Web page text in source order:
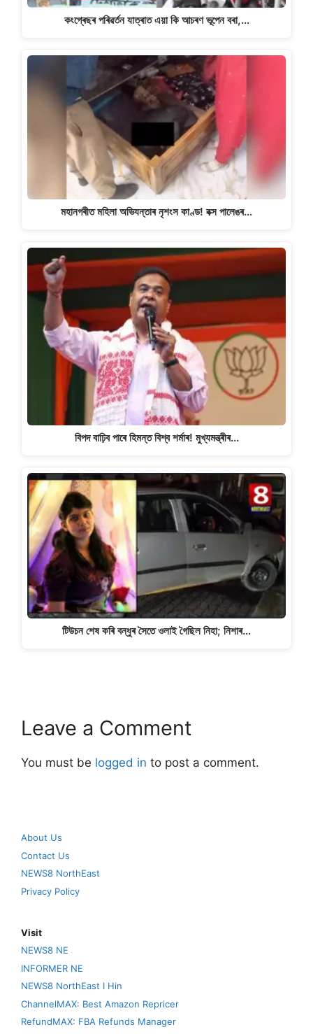
কংগ্ৰেছৰ পৰিৱৰ্তন যাত্ৰাত এয়া কি আচৰণ ভূপেন বৰা,…
মহানগৰীত মহিলা অভিযন্তাৰ নৃশংস কাণ্ড! বক্স পালেঙৰ…
বিপদ বাঢ়িব পাৰে হিমন্ত বিশ্ব শৰ্মাৰ! মুখ্যমন্ত্ৰীৰ…
টিউচন শেষ কৰি বন্ধুৰ সৈতে ওলাই গৈছিল নিহা; নিশাৰ…
Leave a Comment
You must be logged in to post a comment.
About Us
Contact Us
NEWS8 NorthEast
Privacy Policy
Visit
NEWS8 NE
INFORMER NE
NEWS8 NorthEast I Hin
ChannelMAX: Best Amazon Repricer
RefundMAX: FBA Refunds Manager